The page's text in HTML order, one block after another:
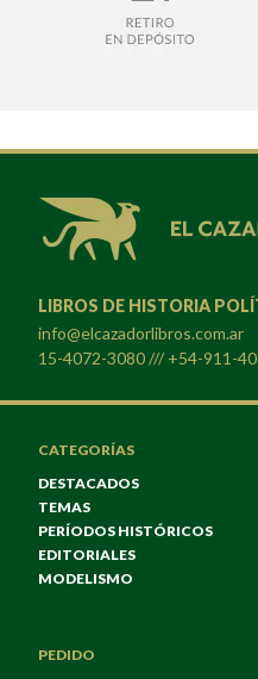
LIBROS DE HISTORIA
info@elcazadorlibros.com.ar
15-4072-3080 /// +54-911-
CATEGORÍAS
DESTACADOS
TEMAS
PERÍODOS HISTÓRICOS
EDITORIALES
MODELISMO
PEDIDO